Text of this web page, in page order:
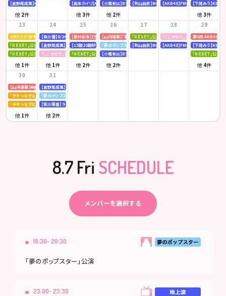
【倉野尾成美】KBCラジオ「下町やぶさか診療所」
他 2件
【奥本カイリ】Acoustic Guitar Book 63
他3件
【小栗有以】BSテレ東「ドライな同期の溺愛癖」
他 2件
【秋山由奈】MBSラジオ「アッパレやってまーす！」
【AKB48】FMFUJI「AKB48の
【下尾みう】
他3件
68thSG『好きish』初回限定盤 発売記念「仙台握手会」
「ＲＥＳＥＴ」公演
「ＲＥＳＥＴ」公演
他 1件
23
【森川優】8/24(月)発売「B.L.T. SUMMER CANDY 2026」
【倉野尾成美】KBCラジオ「下町やぶさか診療所」
「ここからだ」公演
他 1件
24
【新井彩永】【伊藤百花】ピンク・レディー 「トリビュートコンサート」
【19期20期研究生】SHOWROOM「AKB48研究生パレット 〜多彩な魅力をお届け〜」
「ＲＥＳＥＴ」公演
他 2件
25
【山内瑞葵】「第14回 全国高等学校ダンス部選手権」
「夢のポップスター」公演
【小栗有以】BSテレ東「ドライな同期の溺愛癖」
他 2件
26
「ＲＥＳＥＴ」公演
【秋山由奈】MBSラジオ「アッパレやってまーす！」
27
「ここからだ」公演
【AKB48】FMFUJI「AKB48の
28
第5回 AKB48グル
【下尾みう】
「ＲＥＳＥＴ」公演
他 4件
29
【山内瑞葵】映画 『キオク』先行試写会
「手をつなぎながら」公演
「手をつなぎながら」公演
他 1件
30
【倉野尾成美】KBCラジオ「下町やぶさか診療所」
「夢のポップスター」公演
【坂川陽香】ラジオ日本「Happy!!福井に来とっけの～」
他 2件
31
8.7 Fri SCHEDULE
メンバーを選択する
18:30- 20:30
「夢のポップスター」公演
23:00- 23:30